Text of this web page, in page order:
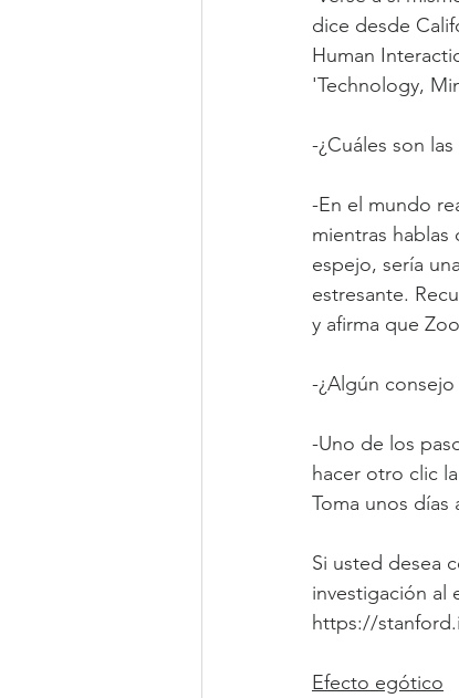
dice desde
Human
'Technology,
-¿Cuáles son
-En el mundo
mientras
espejo, sería
estresante.
y afirma que
-¿Algún
-Uno de los
hacer otro clic
Toma unos días
Si usted desea
investigación al
https://
Efecto egótico